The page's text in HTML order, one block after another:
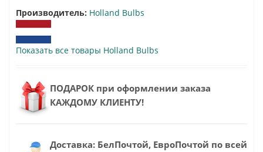
Производитель: Holland Bulbs
Показать все товары Holland Bulbs
ПОДАРОК при оформлении заказа
КАЖДОМУ КЛИЕНТУ!
Доставка: БелПочтой, ЕвроПочтой по всей